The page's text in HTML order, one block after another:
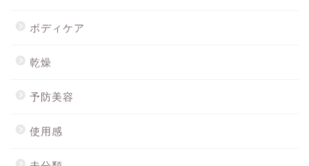
ボディケア
乾燥
予防美容
使用感